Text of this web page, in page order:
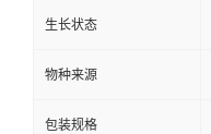
生长状态
物种来源
包装规格